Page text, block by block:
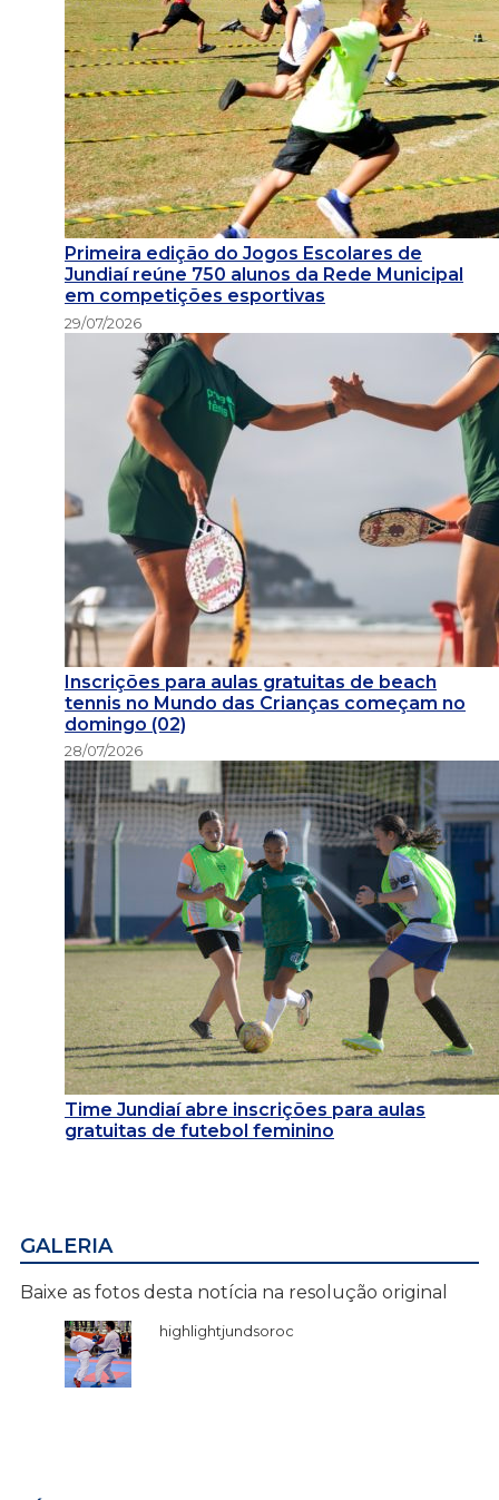
Primeira edição do Jogos Escolares de
Jundiaí reúne 750 alunos da Rede Municipal
em competições esportivas
29/07/2026
Inscrições para aulas gratuitas de beach
tennis no Mundo das Crianças começam no
domingo (02)
28/07/2026
Time Jundiaí abre inscrições para aulas
gratuitas de futebol feminino
GALERIA
Baixe as fotos desta notícia na resolução original
highlightjundsoroc